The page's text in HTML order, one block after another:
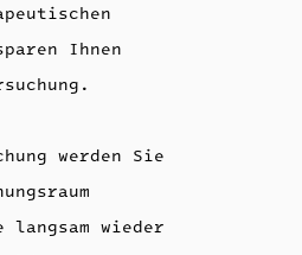
Ihnen
werden Sie
langsam wieder